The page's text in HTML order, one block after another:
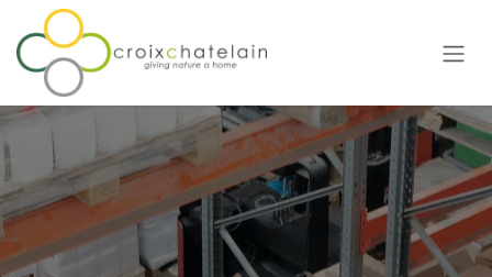
Se rendre au contenu